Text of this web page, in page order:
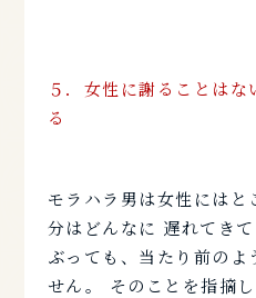
５．女性に謝ることは
る
モラハラ男は女性にはと
分はどんなに 遅れてき
ぶっても、当たり前のよ
せん。 そのことを指摘